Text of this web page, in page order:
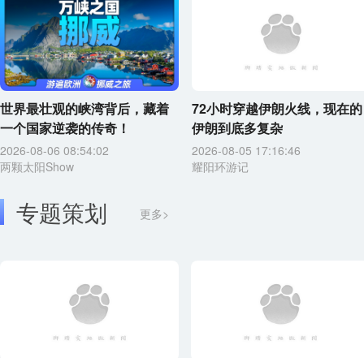
世界最壮观的峡湾背后，藏着
一个国家逆袭的传奇！
2026-08-06 08:54:02
两颗太阳Show
72小时穿越伊朗火线，现在的
伊朗到底多复杂
2026-08-05 17:16:46
耀阳环游记
专题策划 更多>